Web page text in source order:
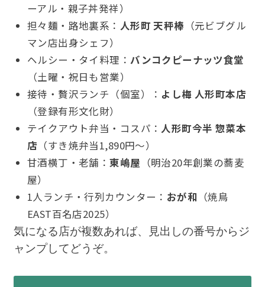
ーアル・親子丼発祥）
担々麺・路地裏系： 人形町 天秤棒 （元ビブグル
マン店出身シェフ）
ヘルシー・タイ料理：バンコクピーナッツ食堂
（土曜・祝日も営業）
接待・贅沢ランチ（個室）： よし梅 人形町本店
（登録有形文化財）
テイクアウト弁当・コスパ：人形町今半 惣菜本
店 （すき焼弁当1,890円〜）
甘酒横丁・老舗：東嶋屋 （明治20年創業の蕎麦
屋）
1人ランチ・行列カウンター： おが和 （焼鳥
EAST百名店2025）
気になる店が複数あれば、見出しの番号からジ
ャンプしてどうぞ。